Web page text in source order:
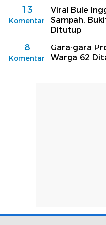
13
Komentar
Viral Bule
Sampah,
Ditutup
8
Komentar
Gara-gara
Warga 62